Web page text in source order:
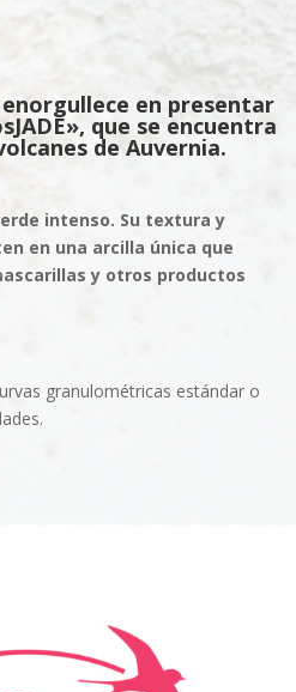
enorgullece en presentar
que se encuentra
de Auvernia.
intenso. Su textura y
en una arcilla única que
y otros productos
granulométricas estándar o